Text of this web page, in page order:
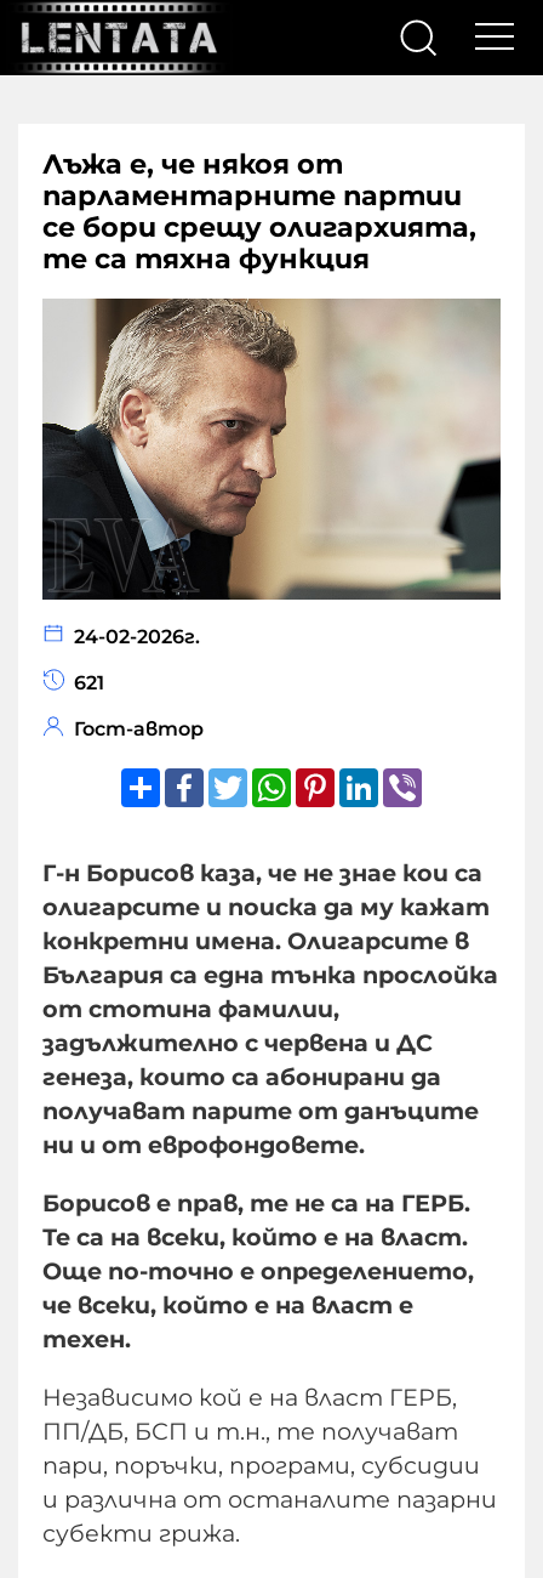
Лъжа е, че някоя от
парламентарните партии
се бори срещу олигархията,
те са тяхна функция
24-02-2026г.
621
Гост-автор
ShareFacebook
TwitterWhatsApp
Pinterest
LinkedIn
Г-н Борисов каза, че не знае кои са
олигарсите и поиска да му кажат
конкретни имена. Олигарсите в
България са една тънка прослойка
от стотина фамилии,
задължително с червена и ДС
генеза, които са абонирани да
получават парите от данъците
ни и от еврофондовете.
Борисов е прав, те не са на ГЕРБ.
Те са на всеки, който е на власт.
Още по-точно е определението,
че всеки, който е на власт е
техен.
Независимо кой е на власт ГЕРБ,
ПП/ДБ, БСП и т.н., те получават
пари, поръчки, програми, субсидии
и различна от останалите пазарни
субекти грижа.